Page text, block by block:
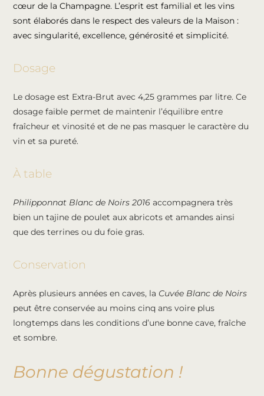
cœur de la Champagne. L’esprit est familial et les vins
sont élaborés dans le respect des valeurs de la Maison :
avec singularité, excellence, générosité et simplicité.
Dosage
Le dosage est Extra-Brut avec 4,25 grammes par litre. Ce
dosage faible permet de maintenir l’équilibre entre
fraîcheur et vinosité et de ne pas masquer le caractère du
vin et sa pureté.
À table
Philipponnat Blanc de Noirs 2016 accompagnera très
bien un tajine de poulet aux abricots et amandes ainsi
que des terrines ou du foie gras.
Conservation
Après plusieurs années en caves, la Cuvée Blanc de Noirs
peut être conservée au moins cinq ans voire plus
longtemps dans les conditions d’une bonne cave, fraîche
et sombre.
Bonne dégustation !